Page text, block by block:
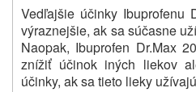
Vedľajšie účinky Ibuprofenu
výraznejšie, ak sa súčasne
Naopak, Ibuprofen Dr.Max
znížiť účinok iných liekov
účinky, ak sa tieto lieky